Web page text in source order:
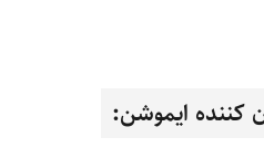
کننده ایموشن: